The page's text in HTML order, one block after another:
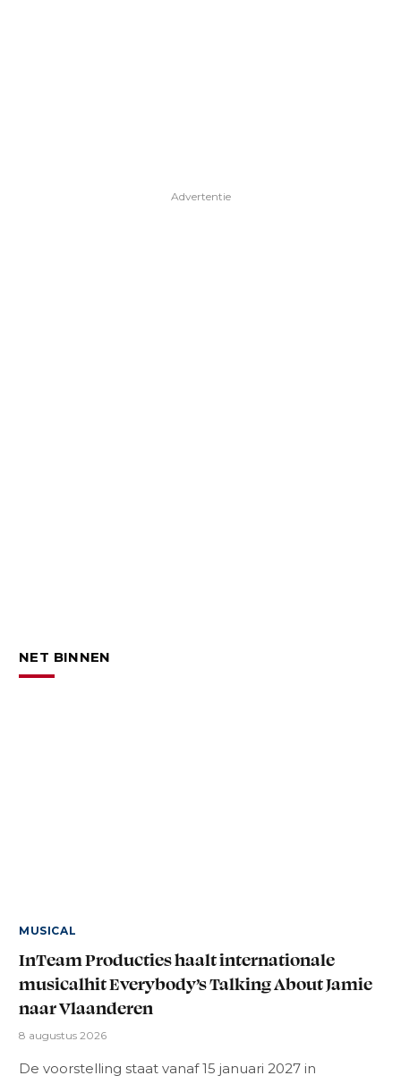
Advertentie
NET BINNEN
MUSICAL
InTeam Producties haalt internationale
musicalhit Everybody’s Talking About Jamie
naar Vlaanderen
8 augustus 2026
De voorstelling staat vanaf 15 januari 2027 in